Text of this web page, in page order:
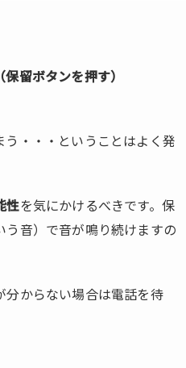
留ボタンを押す）
・・・ということはよく発
性を気にかけるべきです。保
音）で音が鳴り続けますの
分からない場合は電話を待